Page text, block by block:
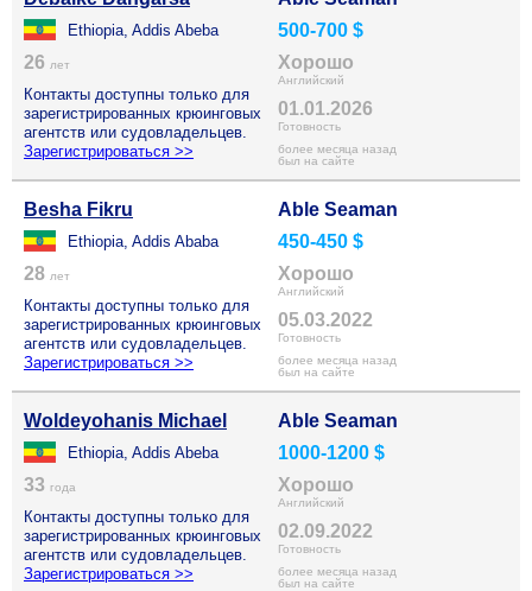
Ethiopia, Addis Abeba
26 лет
Контакты доступны только для
зарегистрированных крюинговых
агентств или судовладельцев.
Зарегистрироваться >>
500-700 $
Хорошо
Английский
01.01.2026
Готовность
более месяца назад
был на сайте
Besha Fikru
Ethiopia, Addis Ababa
28 лет
Контакты доступны только для
зарегистрированных крюинговых
агентств или судовладельцев.
Зарегистрироваться >>
Able Seaman
450-450 $
Хорошо
Английский
05.03.2022
Готовность
более месяца назад
был на сайте
Woldeyohanis Michael
Ethiopia, Addis Abeba
33 года
Контакты доступны только для
зарегистрированных крюинговых
агентств или судовладельцев.
Зарегистрироваться >>
Able Seaman
1000-1200 $
Хорошо
Английский
02.09.2022
Готовность
более месяца назад
был на сайте